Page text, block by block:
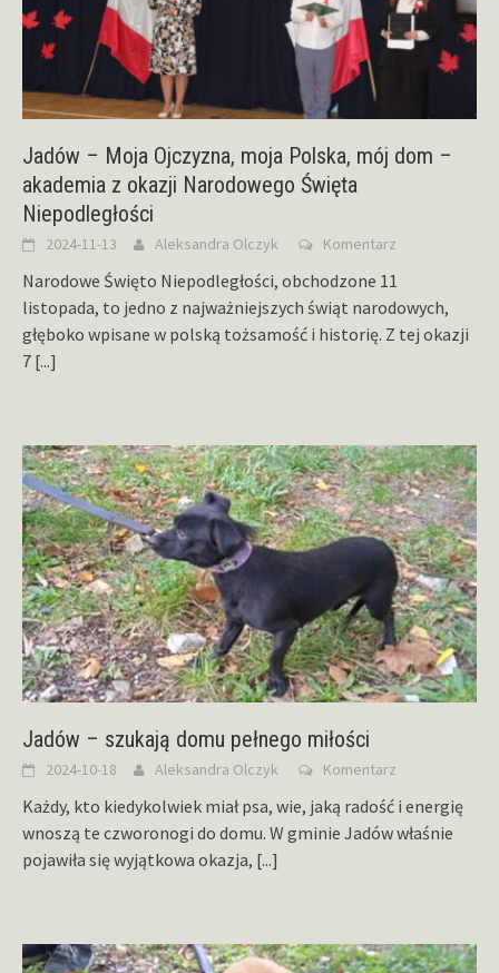
Jadów – Moja Ojczyzna, moja Polska, mój dom –
akademia z okazji Narodowego Święta
Niepodległości
2024-11-13 Aleksandra Olczyk Komentarz
Narodowe Święto Niepodległości, obchodzone 11
listopada, to jedno z najważniejszych świąt narodowych,
głęboko wpisane w polską tożsamość i historię. Z tej okazji
7 [...]
Jadów – szukają domu pełnego miłości
2024-10-18 Aleksandra Olczyk Komentarz
Każdy, kto kiedykolwiek miał psa, wie, jaką radość i energię
wnoszą te czworonogi do domu. W gminie Jadów właśnie
pojawiła się wyjątkowa okazja, [...]